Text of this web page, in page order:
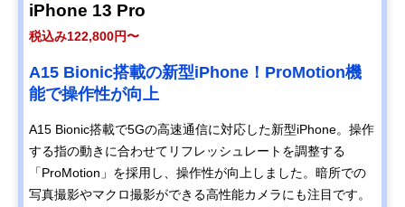
iPhone 13 Pro
税込み122,800円〜
A15 Bionic搭載の新型iPhone！ProMotion機
能で操作性が向上
A15 Bionic搭載で5Gの高速通信に対応した新型iPhone。操作
する指の動きに合わせてリフレッシュレートを調整する
「ProMotion」を採用し、操作性が向上しました。暗所での
写真撮影やマクロ撮影ができる高性能カメラにも注目です。